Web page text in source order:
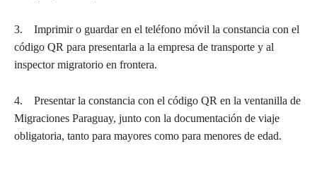
3. Imprimir o guardar en el teléfono móvil la constancia con el
código QR para presentarla a la empresa de transporte y al
inspector migratorio en frontera.
4. Presentar la constancia con el código QR en la ventanilla de
Migraciones Paraguay, junto con la documentación de viaje
obligatoria, tanto para mayores como para menores de edad.